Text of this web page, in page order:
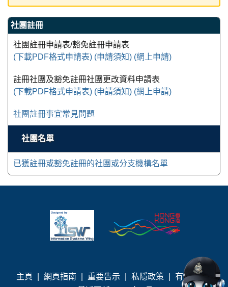
社團註冊
社團註冊申請表/豁免註冊申請表
(下載PDF格式申請表) (申請須知) (網上申請)
註冊社團及豁免註冊社團更改資料申請表
(下載PDF格式申請表) (申請須知) (網上申請)
社團註冊事宜常見問題
社團名單
已獲註冊或豁免註冊的社團或分支機構名單
主頁 網頁指南 重要告示 私隱政策 有用連結